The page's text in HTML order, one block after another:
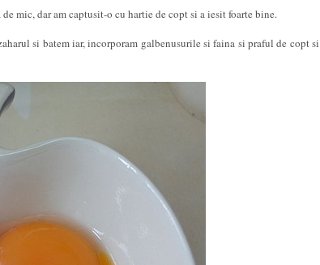
mic, dar am captusit-o cu hartie de copt si a iesit foarte bine.
si batem iar, incorporam galbenusurile si faina si praful de copt si